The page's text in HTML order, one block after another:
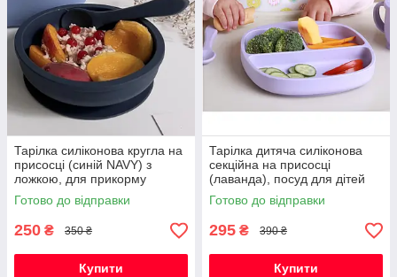
Тарілка силіконова кругла на
присосці (синій NAVY) з
ложкою, для прикорму
Готово до відправки
250 ₴ 350 ₴
Купити
Тарілка дитяча силіконова
секційна на присосці
(лаванда), посуд для дітей
силіконовий
Готово до відправки
295 ₴ 390 ₴
Купити